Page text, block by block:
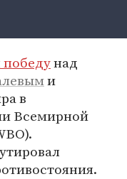
над
и
в
Всемирной